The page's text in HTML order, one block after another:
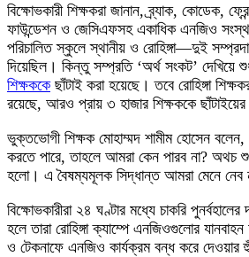
বিক্ষোভকারী শিক্ষকরা জানান, ব্র্যাক, কোডেক,
ফাউন্ডেশন ও জেসিএফসহ একাধিক এনজিও সংস্থা
পরিচালিত স্কুলে স্থানীয় ও রোহিঙ্গা—দুই
দিয়েছিল। কিন্তু সম্প্রতি ‘অর্থ সংকট’
শিক্ষককেছাঁটাই করা হয়েছে। তবে রোহিঙ্গা
রয়েছে, আরও প্রায় ৩ হাজার শিক্ষককে
ভুক্তভোগী শিক্ষক মোহাম্মদ শামীম হোসেন বলেন,
করতে পারে, তাহলে আমরা কেন পারব না? অথচ
হলো। এ বৈষম্যমূলক সিদ্ধান্ত আমরা মেনে নেব
বিক্ষোভকারীরা ২৪ ঘণ্টার মধ্যে চাকরি পুনর্বহালের
হলে তারা রোহিঙ্গা ক্যাম্পে এনজিওগুলোর যানবাহন
ও টেকনাফে এনজিও কার্যক্রম বন্ধ করে দেওয়ার